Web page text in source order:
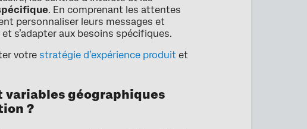
. En comprenant les attentes
personnaliser leurs messages et
s’adapter aux besoins spécifiques.
votre stratégie d’expérience produit et
variables géographiques
?